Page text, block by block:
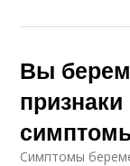
Вы
Симптомы